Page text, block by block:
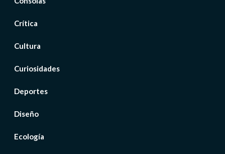
Crítica
Cultura
Curiosidades
Deportes
Diseño
Ecología